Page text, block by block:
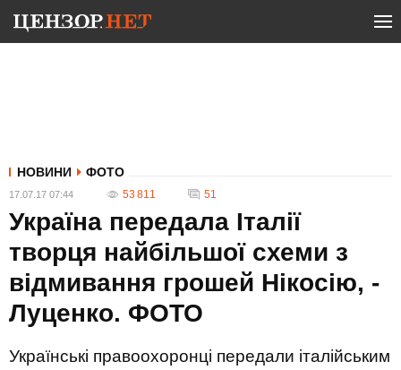
НОВИНИ ФОТО
17.07.17 07:44 53 811 51
Україна передала Італії
творця найбільшої схеми з
відмивання грошей Нікосію, -
Луценко. ФОТО
Українські правоохоронці передали італійським